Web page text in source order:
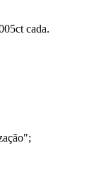
cada.